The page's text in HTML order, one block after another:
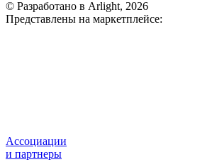
© Разработано в Arlight, 2026
Представлены на маркетплейсе:
Ассоциации
и партнеры